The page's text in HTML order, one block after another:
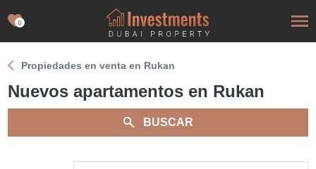
0
Propiedades en venta en Rukan
Nuevos apartamentos en Rukan
BUSCAR